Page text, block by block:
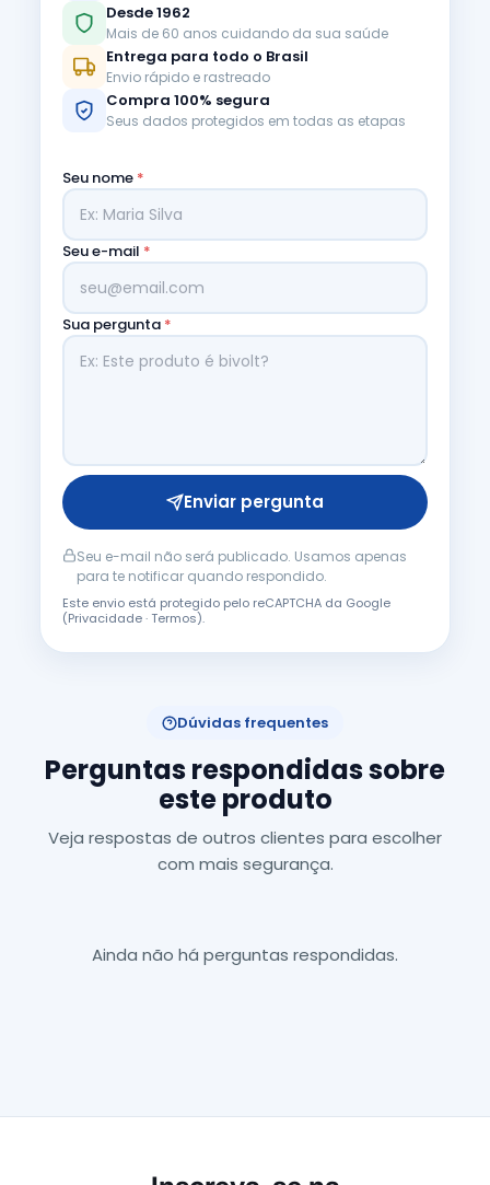
Desde 1962
Mais de 60 anos cuidando da sua saúde
Entrega para todo o Brasil
Envio rápido e rastreado
Compra 100% segura
Seus dados protegidos em todas as etapas
Seu nome *
Seu e-mail *
Sua pergunta *
Enviar pergunta
Seu e-mail não será publicado. Usamos apenas
para te notificar quando respondido.
Este envio está protegido pelo reCAPTCHA da Google
(Privacidade·Termos).
Dúvidas frequentes
Perguntas respondidas sobre
este produto
Veja respostas de outros clientes para escolher
com mais segurança.
Ainda não há perguntas respondidas.